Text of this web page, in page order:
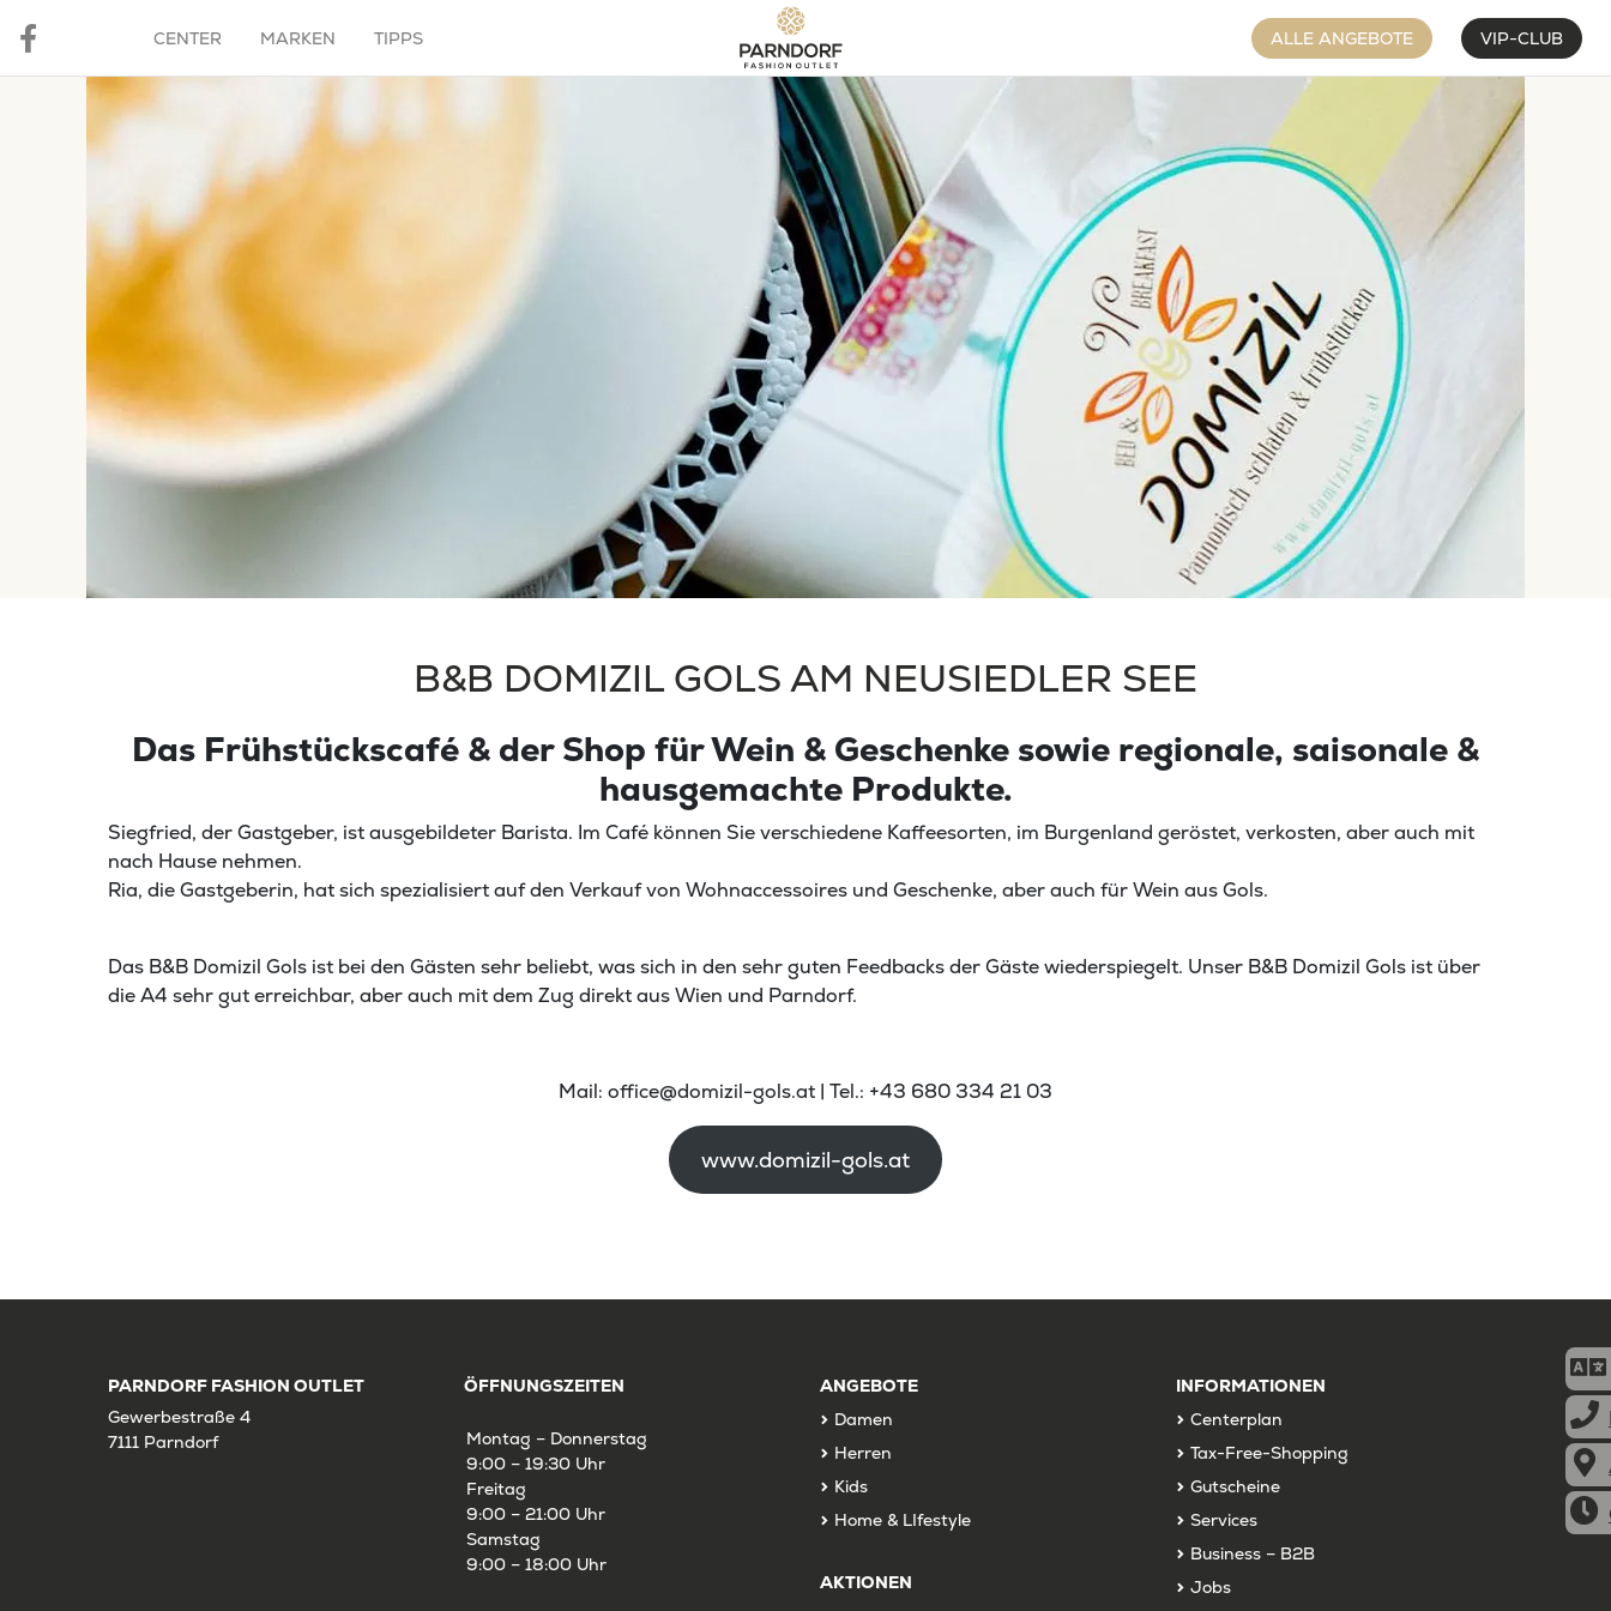
CENTER MARKEN TIPPS ALLE ANGEBOTE VIP-CLUB
B&B DOMIZIL GOLS AM NEUSIEDLER SEE
Das Frühstückscafé & der Shop für Wein & Geschenke sowie regionale, saisonale &
hausgemachte Produkte.
Siegfried, der Gastgeber, ist ausgebildeter Barista. Im Café können Sie verschiedene Kaffeesorten, im Burgenland geröstet, verkosten, aber auch mit
nach Hause nehmen.
Ria, die Gastgeberin, hat sich spezialisiert auf den Verkauf von Wohnaccessoires und Geschenke, aber auch für Wein aus Gols.
Das B&B Domizil Gols ist bei den Gästen sehr beliebt, was sich in den sehr guten Feedbacks der Gäste wiederspiegelt. Unser B&B Domizil Gols ist über
die A4 sehr gut erreichbar, aber auch mit dem Zug direkt aus Wien und Parndorf.
Mail: office@domizil-gols.at | Tel.: +43 680 334 21 03
www.domizil-gols.at
PARNDORF FASHION OUTLET
Gewerbestraße 4
7111 Parndorf
ÖFFNUNGSZEITEN
Montag – Donnerstag
9:00 – 19:30 Uhr
Freitag
9:00 – 21:00 Uhr
Samstag
9:00 – 18:00 Uhr
ANGEBOTE
Damen
Herren
Kids
Home & LIfestyle
AKTIONEN
INFORMATIONEN
Centerplan
Tax-Free-Shopping
Gutscheine
Services
Business – B2B
Jobs